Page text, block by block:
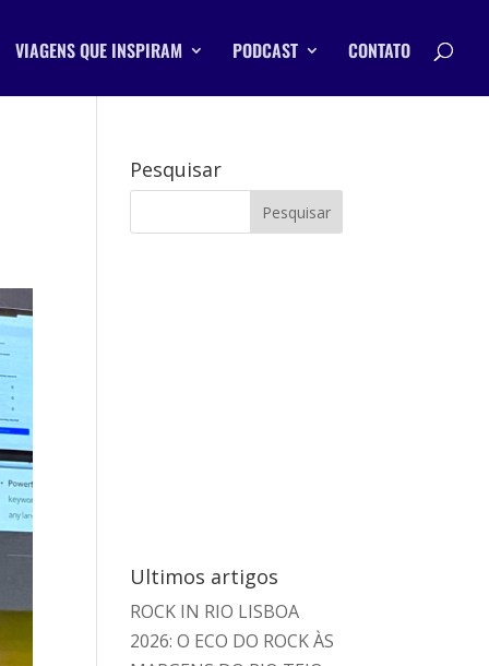
VIAGENS QUE INSPIRAM PODCAST CONTATO
Pesquisar
Ultimos artigos
ROCK IN RIO LISBOA
2026: O ECO DO ROCK ÀS